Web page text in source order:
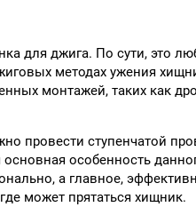
для джига. По сути, это
методах ужения
монтажей, таких как
провести ступенчатой
особенность
а главное,
может прятаться хищник.